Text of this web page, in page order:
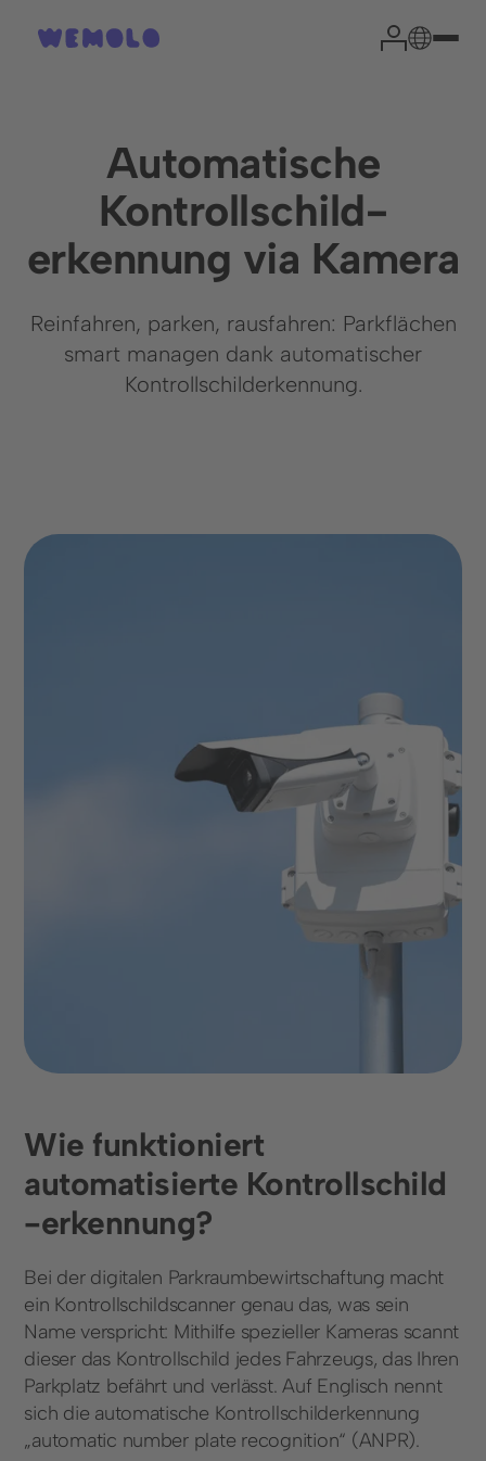
Automatische
Kontrollschild-
erkennung via Kamera
Reinfahren, parken, rausfahren: Parkflächen
smart managen dank automatischer
Kontrollschilderkennung.
Wie funktioniert
automatisierte Kontrollschild
-erkennung?
Bei der digitalen Parkraumbewirtschaftung macht
ein Kontrollschildscanner genau das, was sein
Name verspricht: Mithilfe spezieller Kameras scannt
dieser das Kontrollschild jedes Fahrzeugs, das Ihren
Parkplatz befährt und verlässt. Auf Englisch nennt
sich die automatische Kontrollschilderkennung
„automatic number plate recognition“ (ANPR).
Ihr Park-Experte
Country Manager
Aus Erfahrung können wir sagen, dass eine kurze
Parkraumbewirtschaftung
Branchen
Finanzdienstleistungen Freizeitanlagen
Gastronomie und
Gross- und
Einzelhandel
Immobilienwirtschaft
Infrastruktur,
Parkhäuser & Messen
Städte und Kommunen
Unternehmen